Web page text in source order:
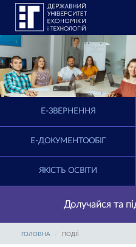
E-ЗВЕРНЕННЯ
Е-ДОКУМЕНТООБІГ
ЯКІСТЬ ОСВІТИ
Долучайся та
ГОЛОВНА ПОДІЇ